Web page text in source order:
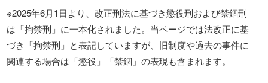
※2025年6月1日より、改正刑法に基づき懲役刑および禁錮刑
は「拘禁刑」に一本化されました。当ページでは法改正に基
づき「拘禁刑」と表記していますが、旧制度や過去の事件に
関連する場合は「懲役」「禁錮」の表現も含まれます。